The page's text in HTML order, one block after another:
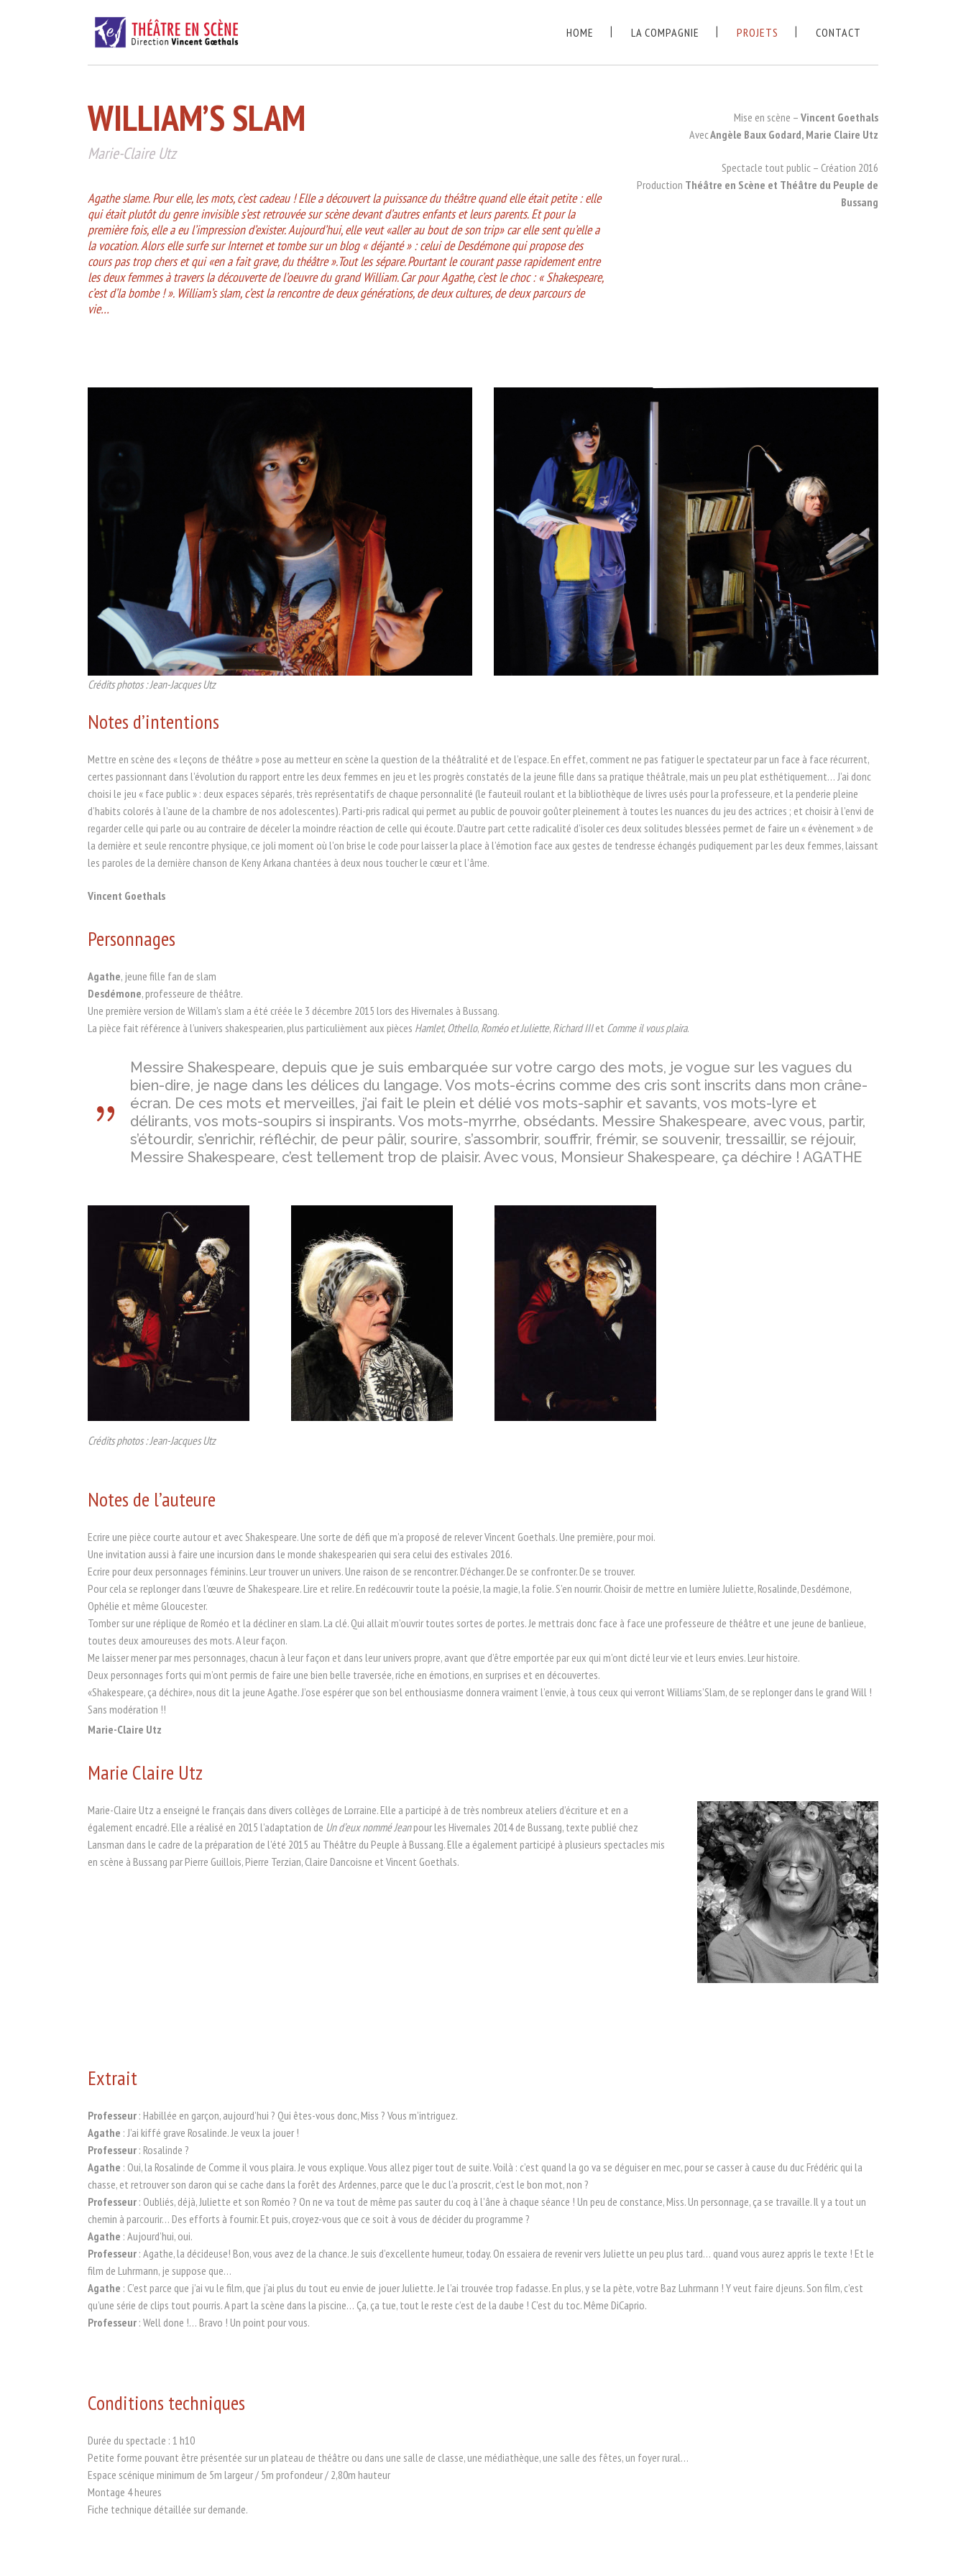
HOME LA COMPAGNIE PROJETS CONTACT
WILLIAM’S SLAM
Marie-Claire Utz
Agathe slame. Pour elle, les mots, c’est cadeau ! Elle a découvert la puissance du théâtre quand elle était petite : elle
qui était plutôt du genre invisible s’est retrouvée sur scène devant d’autres enfants et leurs parents. Et pour la
première fois, elle a eu l’impression d’exister. Aujourd’hui, elle veut «aller au bout de son trip» car elle sent qu’elle a
la vocation. Alors elle surfe sur Internet et tombe sur un blog « déjanté » : celui de Desdémone qui propose des
cours pas trop chers et qui «en a fait grave, du théâtre ».Tout les sépare. Pourtant le courant passe rapidement entre
les deux femmes à travers la découverte de l’oeuvre du grand William. Car pour Agathe, c’est le choc : « Shakespeare,
c’est d’la bombe ! ». William’s slam, c’est la rencontre de deux générations, de deux cultures, de deux parcours de
vie…
Mise en scène – Vincent Goethals
AvecAngèle Baux Godard, Marie Claire Utz
Spectacle tout public – Création 2016
Production Théâtre en Scène et Théâtre du Peuple de
Bussang
Crédits photos : Jean-Jacques Utz
Notes d’intentions
Mettre en scène des « leçons de théâtre » pose au metteur en scène la question de la théâtralité et de l’espace. En effet, comment ne pas fatiguer le spectateur par un face à face récurrent,
certes passionnant dans l’évolution du rapport entre les deux femmes en jeu et les progrès constatés de la jeune fille dans sa pratique théâtrale, mais un peu plat esthétiquement… J’ai donc
choisi le jeu « face public » : deux espaces séparés, très représentatifs de chaque personnalité (le fauteuil roulant et la bibliothèque de livres usés pour la professeure, et la penderie pleine
d’habits colorés à l’aune de la chambre de nos adolescentes). Parti-pris radical qui permet au public de pouvoir goûter pleinement à toutes les nuances du jeu des actrices ; et choisir à l’envi de
regarder celle qui parle ou au contraire de déceler la moindre réaction de celle qui écoute. D’autre part cette radicalité d’isoler ces deux solitudes blessées permet de faire un « évènement » de
la dernière et seule rencontre physique, ce joli moment où l’on brise le code pour laisser la place à l’émotion face aux gestes de tendresse échangés pudiquement par les deux femmes, laissant
les paroles de la dernière chanson de Keny Arkana chantées à deux nous toucher le cœur et l’âme.
Vincent Goethals
Personnages
Agathe, jeune fille fan de slam
Desdémone, professeure de théâtre.
Une première version de Willam’s slam a été créée le 3 décembre 2015 lors des Hivernales à Bussang.
La pièce fait référence à l’univers shakespearien, plus particulièment aux pièces Hamlet, Othello, Roméo et Juliette, Richard IIIet Comme il vous plaira.
Messire Shakespeare, depuis que je suis embarquée sur votre cargo des mots, je vogue sur les vagues du
bien-dire, je nage dans les délices du langage. Vos mots-écrins comme des cris sont inscrits dans mon crâne-
écran. De ces mots et merveilles, j’ai fait le plein et délié vos mots-saphir et savants, vos mots-lyre et
délirants, vos mots-soupirs si inspirants. Vos mots-myrrhe, obsédants. Messire Shakespeare, avec vous, partir,
s’étourdir, s’enrichir, réfléchir, de peur pâlir, sourire, s’assombrir, souffrir, frémir, se souvenir, tressaillir, se réjouir,
Messire Shakespeare, c’est tellement trop de plaisir. Avec vous, Monsieur Shakespeare, ça déchire ! AGATHE
Crédits photos : Jean-Jacques Utz
Notes de l’auteure
Ecrire une pièce courte autour et avec Shakespeare. Une sorte de défi que m’a proposé de relever Vincent Goethals. Une première, pour moi.
Une invitation aussi à faire une incursion dans le monde shakespearien qui sera celui des estivales 2016.
Ecrire pour deux personnages féminins. Leur trouver un univers. Une raison de se rencontrer. D’échanger. De se confronter. De se trouver.
Pour cela se replonger dans l’œuvre de Shakespeare. Lire et relire. En redécouvrir toute la poésie, la magie, la folie. S’en nourrir. Choisir de mettre en lumière Juliette, Rosalinde, Desdémone,
Ophélie et même Gloucester.
Tomber sur une réplique de Roméo et la décliner en slam. La clé. Qui allait m’ouvrir toutes sortes de portes. Je mettrais donc face à face une professeure de théâtre et une jeune de banlieue,
toutes deux amoureuses des mots. A leur façon.
Me laisser mener par mes personnages, chacun à leur façon et dans leur univers propre, avant que d’être emportée par eux qui m’ont dicté leur vie et leurs envies. Leur histoire.
Deux personnages forts qui m’ont permis de faire une bien belle traversée, riche en émotions, en surprises et en découvertes.
«Shakespeare, ça déchire», nous dit la jeune Agathe. J’ose espérer que son bel enthousiasme donnera vraiment l’envie, à tous ceux qui verront Williams’Slam, de se replonger dans le grand Will !
Sans modération !!
Marie-Claire Utz
Marie Claire Utz
Marie-Claire Utz a enseigné le français dans divers collèges de Lorraine. Elle a participé à de très nombreux ateliers d’écriture et en a
également encadré. Elle a réalisé en 2015 l’adaptation de Un d’eux nommé Jeanpour les Hivernales 2014 de Bussang, texte publié chez
Lansman dans le cadre de la préparation de l’été 2015 au Théâtre du Peuple à Bussang. Elle a également participé à plusieurs spectacles mis
en scène à Bussang par Pierre Guillois, Pierre Terzian, Claire Dancoisne et Vincent Goethals.
Extrait
Professeur : Habillée en garçon, aujourd’hui ? Qui êtes-vous donc, Miss ? Vous m’intriguez.
Agathe : J’ai kiffé grave Rosalinde. Je veux la jouer !
Professeur : Rosalinde ?
Agathe : Oui, la Rosalinde de Comme il vous plaira. Je vous explique. Vous allez piger tout de suite. Voilà : c’est quand la go va se déguiser en mec, pour se casser à cause du duc Frédéric qui la
chasse, et retrouver son daron qui se cache dans la forêt des Ardennes, parce que le duc l’a proscrit, c’est le bon mot, non ?
Professeur : Oubliés, déjà, Juliette et son Roméo ? On ne va tout de même pas sauter du coq à l’âne à chaque séance ! Un peu de constance, Miss. Un personnage, ça se travaille. Il y a tout un
chemin à parcourir… Des efforts à fournir. Et puis, croyez-vous que ce soit à vous de décider du programme ?
Agathe : Aujourd’hui, oui.
Professeur : Agathe, la décideuse! Bon, vous avez de la chance. Je suis d’excellente humeur, today. On essaiera de revenir vers Juliette un peu plus tard… quand vous aurez appris le texte ! Et le
film de Luhrmann, je suppose que…
Agathe : C’est parce que j’ai vu le film, que j’ai plus du tout eu envie de jouer Juliette. Je l’ai trouvée trop fadasse. En plus, y se la pète, votre Baz Luhrmann ! Y veut faire djeuns. Son film, c’est
qu’une série de clips tout pourris. A part la scène dans la piscine… Ça, ça tue, tout le reste c’est de la daube ! C’est du toc. Même DiCaprio.
Professeur : Well done !… Bravo ! Un point pour vous.
Conditions techniques
Durée du spectacle : 1 h10
Petite forme pouvant être présentée sur un plateau de théâtre ou dans une salle de classe, une médiathèque, une salle des fêtes, un foyer rural…
Espace scénique minimum de 5m largeur/ 5m profondeur / 2,80m hauteur
Montage 4 heures
Fiche technique détaillée sur demande.